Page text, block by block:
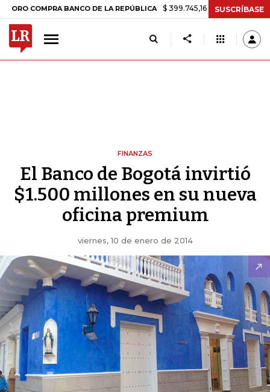
COMPRA BANCO DE LA REPÚBLICA $ 399.745,16 +$ 2.295,71 +0,58%
SUSCRÍBASE
FINANZAS
El Banco de Bogotá invirtió
$1.500 millones en su nueva
oficina premium
viernes, 10 de enero de 2014